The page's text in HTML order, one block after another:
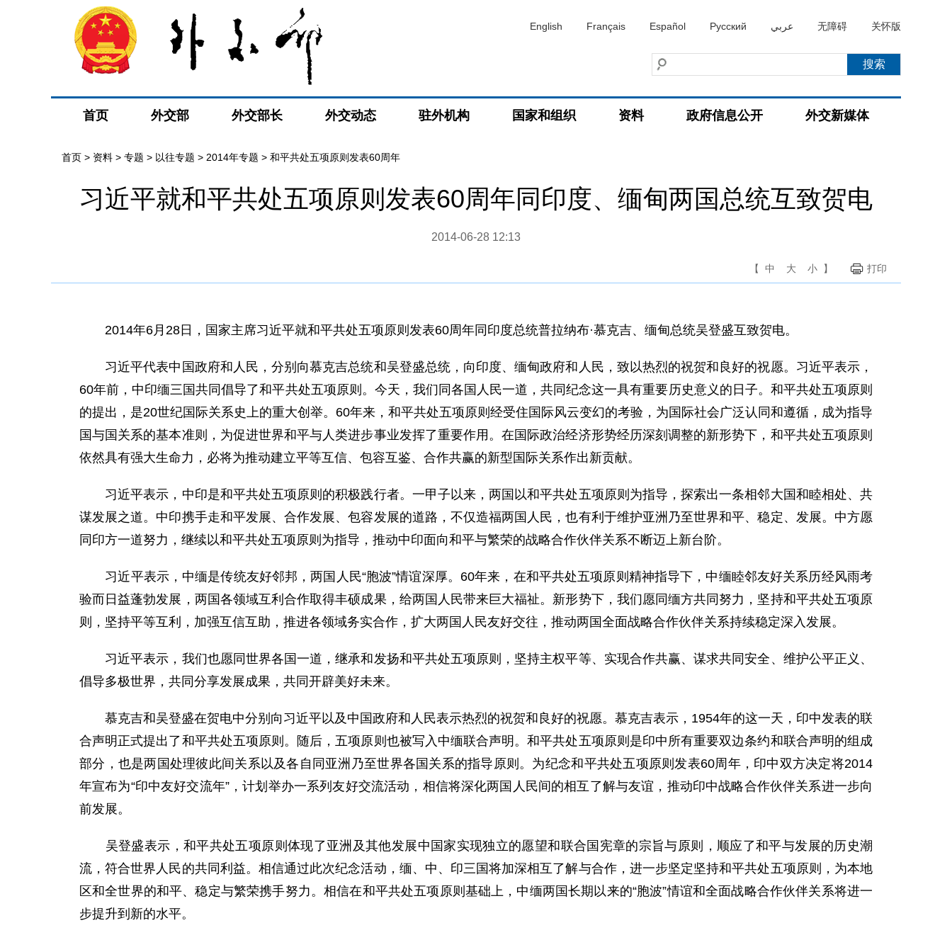
English Français Español Русский عربي 无障碍 关怀版
首页 外交部 外交部长 外交动态 驻外机构 国家和组织 资料 政府信息公开 外交新媒体
首页 > 资料 > 专题 > 以往专题 > 2014年专题 > 和平共处五项原则发表60周年
习近平就和平共处五项原则发表60周年同印度、缅甸两国总统互致贺电
2014-06-28 12:13
【 中 大 小 】 打印
2014年6月28日，国家主席习近平就和平共处五项原则发表60周年同印度总统普拉纳布·慕克吉、缅甸总统吴登盛互致贺电。
习近平代表中国政府和人民，分别向慕克吉总统和吴登盛总统，向印度、缅甸政府和人民，致以热烈的祝贺和良好的祝愿。习近平表示，
60年前，中印缅三国共同倡导了和平共处五项原则。今天，我们同各国人民一道，共同纪念这一具有重要历史意义的日子。和平共处五项原则
的提出，是20世纪国际关系史上的重大创举。60年来，和平共处五项原则经受住国际风云变幻的考验，为国际社会广泛认同和遵循，成为指导
国与国关系的基本准则，为促进世界和平与人类进步事业发挥了重要作用。在国际政治经济形势经历深刻调整的新形势下，和平共处五项原则
依然具有强大生命力，必将为推动建立平等互信、包容互鉴、合作共赢的新型国际关系作出新贡献。
习近平表示，中印是和平共处五项原则的积极践行者。一甲子以来，两国以和平共处五项原则为指导，探索出一条相邻大国和睦相处、共
谋发展之道。中印携手走和平发展、合作发展、包容发展的道路，不仅造福两国人民，也有利于维护亚洲乃至世界和平、稳定、发展。中方愿
同印方一道努力，继续以和平共处五项原则为指导，推动中印面向和平与繁荣的战略合作伙伴关系不断迈上新台阶。
习近平表示，中缅是传统友好邻邦，两国人民“胞波”情谊深厚。60年来，在和平共处五项原则精神指导下，中缅睦邻友好关系历经风雨考
验而日益蓬勃发展，两国各领域互利合作取得丰硕成果，给两国人民带来巨大福祉。新形势下，我们愿同缅方共同努力，坚持和平共处五项原
则，坚持平等互利，加强互信互助，推进各领域务实合作，扩大两国人民友好交往，推动两国全面战略合作伙伴关系持续稳定深入发展。
习近平表示，我们也愿同世界各国一道，继承和发扬和平共处五项原则，坚持主权平等、实现合作共赢、谋求共同安全、维护公平正义、
倡导多极世界，共同分享发展成果，共同开辟美好未来。
慕克吉和吴登盛在贺电中分别向习近平以及中国政府和人民表示热烈的祝贺和良好的祝愿。慕克吉表示，1954年的这一天，印中发表的联
合声明正式提出了和平共处五项原则。随后，五项原则也被写入中缅联合声明。和平共处五项原则是印中所有重要双边条约和联合声明的组成
部分，也是两国处理彼此间关系以及各自同亚洲乃至世界各国关系的指导原则。为纪念和平共处五项原则发表60周年，印中双方决定将2014
年宣布为“印中友好交流年”，计划举办一系列友好交流活动，相信将深化两国人民间的相互了解与友谊，推动印中战略合作伙伴关系进一步向
前发展。
吴登盛表示，和平共处五项原则体现了亚洲及其他发展中国家实现独立的愿望和联合国宪章的宗旨与原则，顺应了和平与发展的历史潮
流，符合世界人民的共同利益。相信通过此次纪念活动，缅、中、印三国将加深相互了解与合作，进一步坚定坚持和平共处五项原则，为本地
区和全世界的和平、稳定与繁荣携手努力。相信在和平共处五项原则基础上，中缅两国长期以来的“胞波”情谊和全面战略合作伙伴关系将进一
步提升到新的水平。